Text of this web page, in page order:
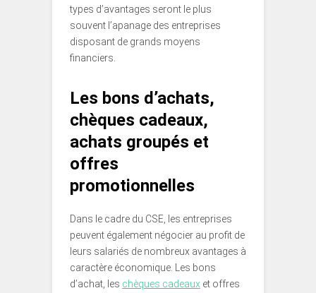
types d’avantages seront le plus
souvent l’apanage des entreprises
disposant de grands moyens
financiers.
Les bons d’achats,
chèques cadeaux,
achats groupés et
offres
promotionnelles
Dans le cadre du CSE, les entreprises
peuvent également négocier au profit de
leurs salariés de nombreux avantages à
caractère économique. Les bons
d’achat, les chèques cadeaux et offres